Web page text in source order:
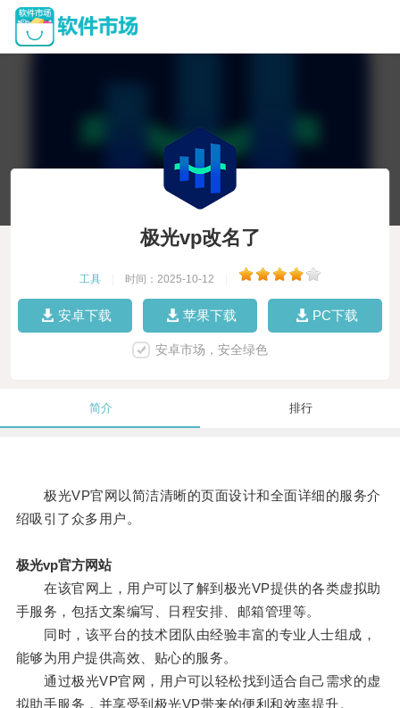
极光vp改名了
工具 时间：2025-10-12
安卓下载 苹果下载 PC下载
安卓市场，安全绿色
简介 排行
极光VP官网以简洁清晰的页面设计和全面详细的服务介
绍吸引了众多用户。
极光vp官方网站
在该官网上，用户可以了解到极光VP提供的各类虚拟助
手服务，包括文案编写、日程安排、邮箱管理等。
同时，该平台的技术团队由经验丰富的专业人士组成，
能够为用户提供高效、贴心的服务。
通过极光VP官网，用户可以轻松找到适合自己需求的虚
拟助手服务，并享受到极光VP带来的便利和效率提升。